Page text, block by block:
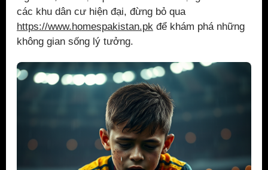
các khu dân cư hiện đại, đừng bỏ qua
https://www.homespakistan.pk để khám phá những
không gian sống lý tưởng.